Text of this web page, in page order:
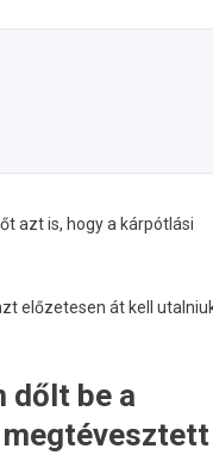
azt is, hogy a kárpótlási
előzetesen át kell
dőlt be a
megtévesztett